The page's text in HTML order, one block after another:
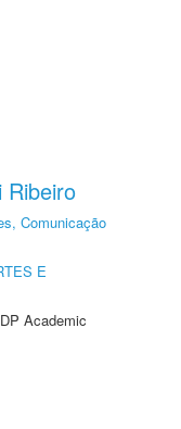
Ribeiro
Comunicação
E
Academic